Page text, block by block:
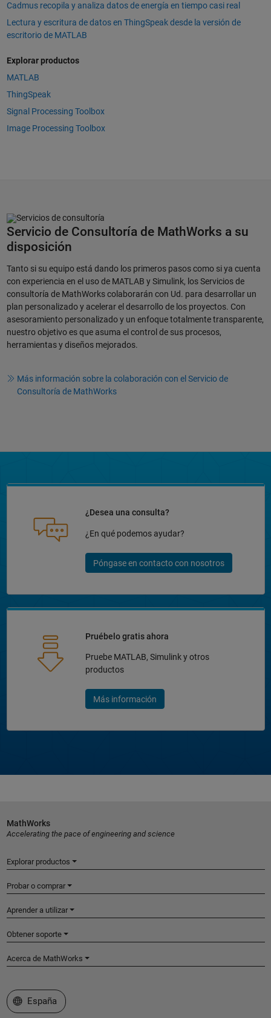
Cadmus recopila y analiza datos de energía en tiempo casi real
Lectura y escritura de datos en ThingSpeak desde la versión de
escritorio de MATLAB
Explorar productos
MATLAB
ThingSpeak
Signal Processing Toolbox
Image Processing Toolbox
Servicio de Consultoría de MathWorks a su
disposición
Tanto si su equipo está dando los primeros pasos como si ya cuenta
con experiencia en el uso de MATLAB y Simulink, los Servicios de
consultoría de MathWorks colaborarán con Ud. para desarrollar un
plan personalizado y acelerar el desarrollo de los proyectos. Con
asesoramiento personalizado y un enfoque totalmente transparente,
nuestro objetivo es que asuma el control de sus procesos,
herramientas y diseños mejorados.
Más información sobre la colaboración con el Servicio de
Consultoría de MathWorks
¿Desea una consulta?
¿En qué podemos ayudar?
Póngase en contacto con nosotros
Pruébelo gratis ahora
Pruebe MATLAB, Simulink y otros
productos
Más información
MathWorks
Accelerating the pace of engineering and science
Explorar productos
Probar o comprar
Aprender a utilizar
Obtener soporte
Acerca de MathWorks
Seleccione un país/idioma
España